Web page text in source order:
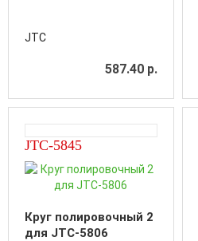
JTC
587.40 р.
JTC-5845
Круг полировочный 2
для JTC-5806